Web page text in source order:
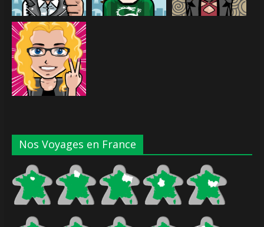
Nos Voyages en France